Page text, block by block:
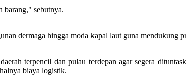
barang," sebutnya.
dermaga hingga moda kapal laut guna
terpencil dan pulau terdepan agar segera
biaya logistik.